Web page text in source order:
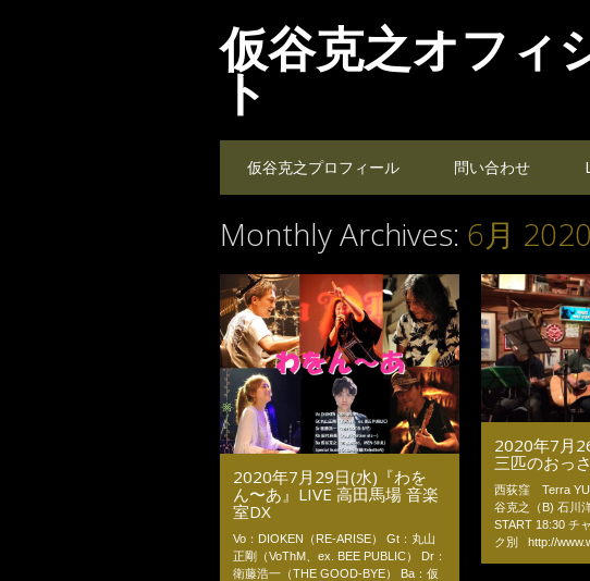
仮谷克之オフィ
ト
Main menu
仮谷克之プロフィール 問い合わせ
Monthly Archives: 6月 2020
2020年7月29日(水)『わを
ん〜あ』LIVE 高田馬場 音楽
室DX
Vo：DIOKEN（RE-ARISE） Gt：丸山
正剛（VoThM、ex. BEE PUBLIC） Dr：
衛藤浩一（THE GOOD-BYE） Ba：仮
2020年7月
三匹のおっ
西荻窪 Terra
谷克之（B) 石川
START 18:30 チ
ク別 http://